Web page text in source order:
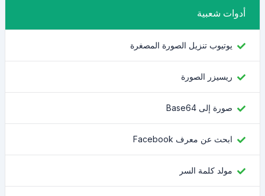
أدوات شعبية
يوتيوب تنزيل الصورة المصغرة
ريسيزر الصورة
صورة إلى Base64
ابحث عن معرف Facebook
مولد كلمة السر